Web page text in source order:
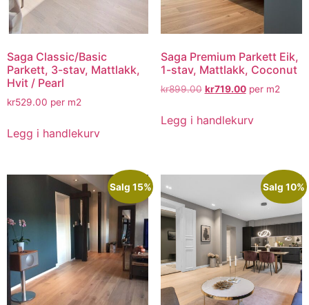
Saga Classic/Basic
Parkett, 3-stav, Mattlakk,
Hvit / Pearl
kr529.00 per m2
Legg i handlekurv
Saga Premium Parkett Eik,
1-stav, Mattlakk, Coconut
kr899.00 kr719.00per m2
Legg i handlekurv
Salg 15% Salg 10%